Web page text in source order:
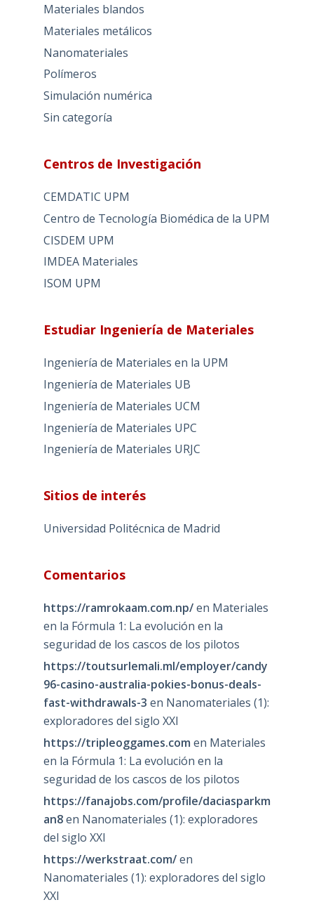
Materiales blandos
Materiales metálicos
Nanomateriales
Polímeros
Simulación numérica
Sin categoría
Centros de Investigación
CEMDATIC UPM
Centro de Tecnología Biomédica de la UPM
CISDEM UPM
IMDEA Materiales
ISOM UPM
Estudiar Ingeniería de Materiales
Ingeniería de Materiales en la UPM
Ingeniería de Materiales UB
Ingeniería de Materiales UCM
Ingeniería de Materiales UPC
Ingeniería de Materiales URJC
Sitios de interés
Universidad Politécnica de Madrid
Comentarios
https://ramrokaam.com.np/en Materiales
en la Fórmula 1: La evolución en la
seguridad de los cascos de los pilotos
https://toutsurlemali.ml/employer/candy
96-casino-australia-pokies-bonus-deals-
fast-withdrawals-3 en Nanomateriales (1):
exploradores del siglo XXI
https://tripleoggames.com en Materiales
en la Fórmula 1: La evolución en la
seguridad de los cascos de los pilotos
https://fanajobs.com/profile/daciasparkm
an8en Nanomateriales (1): exploradores
del siglo XXI
https://werkstraat.com/en
Nanomateriales (1): exploradores del siglo
XXI